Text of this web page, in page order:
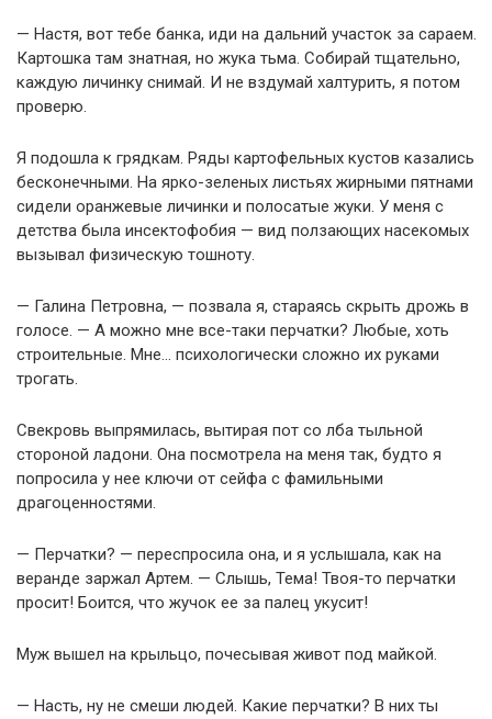
— Настя, вот тебе банка, иди на дальний участок за сараем.
Картошка там знатная, но жука тьма. Собирай тщательно,
каждую личинку снимай. И не вздумай халтурить, я потом
проверю.
Я подошла к грядкам. Ряды картофельных кустов казались
бесконечными. На ярко-зеленых листьях жирными пятнами
сидели оранжевые личинки и полосатые жуки. У меня с
детства была инсектофобия — вид ползающих насекомых
вызывал физическую тошноту.
— Галина Петровна, — позвала я, стараясь скрыть дрожь в
голосе. — А можно мне все-таки перчатки? Любые, хоть
строительные. Мне… психологически сложно их руками
трогать.
Свекровь выпрямилась, вытирая пот со лба тыльной
стороной ладони. Она посмотрела на меня так, будто я
попросила у нее ключи от сейфа с фамильными
драгоценностями.
— Перчатки? — переспросила она, и я услышала, как на
веранде заржал Артем. — Слышь, Тема! Твоя-то перчатки
просит! Боится, что жучок ее за палец укусит!
Муж вышел на крыльцо, почесывая живот под майкой.
— Насть, ну не смеши людей. Какие перчатки? В них ты